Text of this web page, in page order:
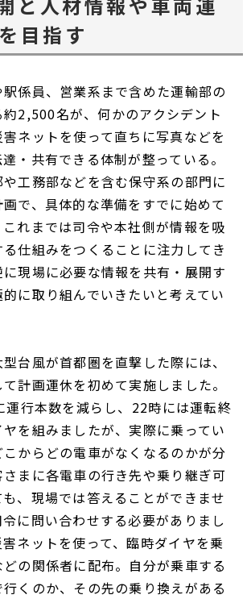
目指す
係員、営業系まで含めた運輸部の
2,500名が、何かのアクシデント
ネットを使って直ちに写真などを
・共有できる体制が整っている。
工務部などを含む保守系の部門に
で、具体的な準備をすでに始めて
れまでは司令や本社側が情報を吸
仕組みをつくることに注力してき
現場に必要な情報を共有・展開す
に取り組んでいきたいと考えてい
型台風が首都圏を直撃した際には、
計画運休を初めて実施しました。
運行本数を減らし、22時には運転終
を組みましたが、実際に乗ってい
からどの電車がなくなるのかが分
まに各電車の行き先や乗り継ぎ可
、現場では答えることができませ
に問い合わせする必要がありまし
ネットを使って、臨時ダイヤを乗
の関係者に配布。自分が乗車する
くのか、その先の乗り換えがある